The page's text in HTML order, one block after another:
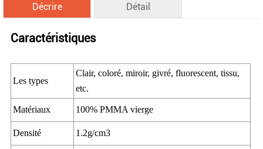
Décrire Détail
Caractéristiques
Les types
Clair, coloré, miroir, givré, fluorescent, tissu,
etc.
Matériaux 100% PMMA vierge
Densité 1.2g/cm3